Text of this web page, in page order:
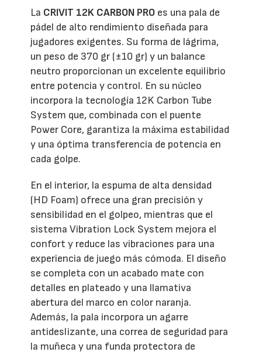
La CRIVIT 12K CARBON PRO es una pala de
pádel de alto rendimiento diseñada para
jugadores exigentes. Su forma de lágrima,
un peso de 370 gr (±10 gr) y un balance
neutro proporcionan un excelente equilibrio
entre potencia y control. En su núcleo
incorpora la tecnología 12K Carbon Tube
System que, combinada con el puente
Power Core, garantiza la máxima estabilidad
y una óptima transferencia de potencia en
cada golpe.
En el interior, la espuma de alta densidad
(HD Foam) ofrece una gran precisión y
sensibilidad en el golpeo, mientras que el
sistema Vibration Lock System mejora el
confort y reduce las vibraciones para una
experiencia de juego más cómoda. El diseño
se completa con un acabado mate con
detalles en plateado y una llamativa
abertura del marco en color naranja.
Además, la pala incorpora un agarre
antideslizante, una correa de seguridad para
la muñeca y una funda protectora de